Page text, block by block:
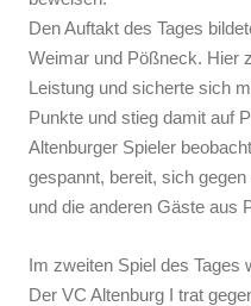
Den Auftakt des Tages
Weimar und Pößneck. Hier
Leistung und sicherte sich
Punkte und stieg damit auf
Altenburger Spieler
gespannt, bereit, sich
und die anderen Gäste aus
Im zweiten Spiel des Tages
Der VC Altenburg I trat